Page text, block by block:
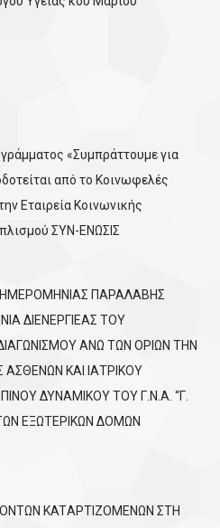
«Συμπράττουμε για
από το Κοινωφελές
Εταιρεία Κοινωνικής
ΣΥΝ-ΕΝΩΣΙΣ
ΠΑΡΑΛΑΒΗΣ
ΔΙΕΝΕΡΓΙΕΑΣ ΤΟΥ
ΑΝΩ ΤΩΝ ΟΡΙΩΝ ΤΗΝ
ΑΣΘΕΝΩΝ ΚΑΙ ΙΑΤΡΙΚΟΥ
ΔΥΝΑΜΙΚΟΥ ΤΟΥ Γ.Ν.Α. “Γ.
ΕΞΩΤΕΡΙΚΩΝ ΔΟΜΩΝ
KATΑΡΤΙΖΟΜΕΝΩΝ ΣΤΗ